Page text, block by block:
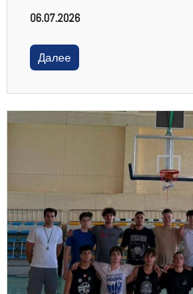
06.07.2026
Далее